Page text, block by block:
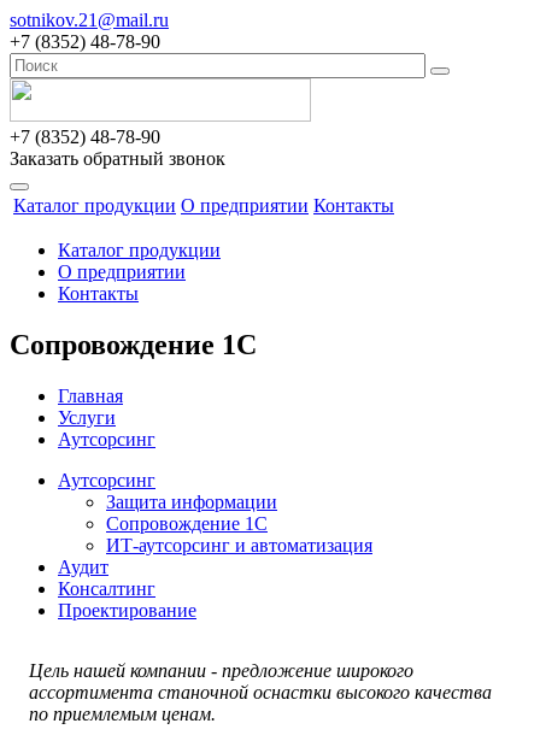
sotnikov.21@mail.ru
+7 (8352) 48-78-90
+7 (8352) 48-78-90
Заказать обратный звонок
Каталог продукции О предприятии Контакты
Каталог продукции
О предприятии
Контакты
Сопровождение 1С
Главная
Услуги
Аутсорсинг
Аутсорсинг
Защита информации
Сопровождение 1С
ИТ-аутсорсинг и автоматизация
Аудит
Консалтинг
Проектирование
Цель нашей компании - предложение широкого
ассортимента станочной оснастки высокого качества
по приемлемым ценам.